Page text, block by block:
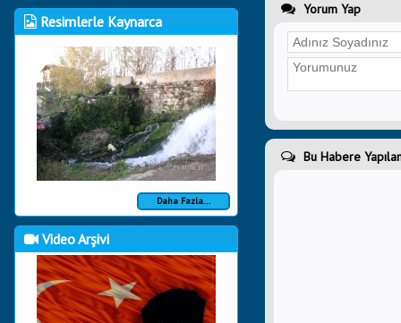
Resimlerle Kaynarca
Daha Fazla...
Video Arşivi
Yorum Yap
Bu Habere